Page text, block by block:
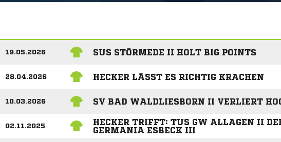
19.05.2026 SUS STÖRMEDE II HOLT BIG POINTS
28.04.2026 HECKER LÄSST ES RICHTIG KRACHEN
10.03.2026 SV BAD WALDLIESBORN II VERLIERT
02.11.2025
HECKER TRIFFT: TUS GW ALLAGEN II
GERMANIA ESBECK III